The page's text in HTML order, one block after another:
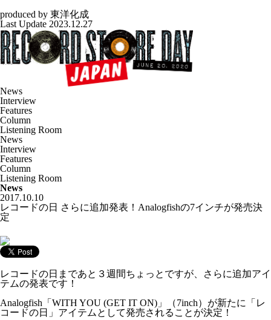
produced by 東洋化成
Last Update 2023.12.27
News
Interview
Features
Column
Listening Room
News
Interview
Features
Column
Listening Room
News
2017.10.10
レコードの日 さらに追加発表！Analogfishの7インチが発売決
定
レコードの日まであと３週間ちょっとですが、さらに追加アイ
テムの発表です！
Analogfish「WITH YOU (GET IT ON)」（7inch）が新たに「レ
コードの日」アイテムとして発売されることが決定！